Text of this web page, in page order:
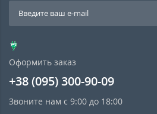
Оформить заказ
+38 (095) 300-90-09
Звоните нам с 9:00 до 18:00